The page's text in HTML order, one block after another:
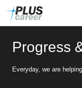
Progress
Everyday, we are